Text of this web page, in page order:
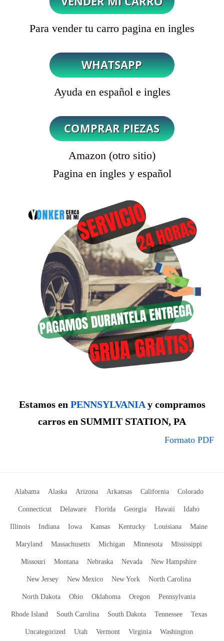
Para vender tu carro pagina en ingles
Ayuda en español e ingles
Amazon (otro sitio)
Pagina en ingles y español
Estamos en PENNSYLVANIAy compramos
carros en SUMMIT STATION, PA
Formato PDF
Alabama Alaska Arizona Arkansas California Colorado
Connecticut Delaware Florida Georgia Hawaii Idaho
Illinois Indiana Iowa Kansas Kentucky Louisiana Maine
Maryland Massachusetts Michigan Minnesota Mississippi
Missouri Montana Nebraska Nevada New Hampshire
New Jersey New Mexico New York North Carolina
North Dakota Ohio Oklahoma Oregon Pennsylvania
Rhode Island South Carolina South Dakota Tennessee Texas
Uncategorized Utah Vermont Virginia Washington